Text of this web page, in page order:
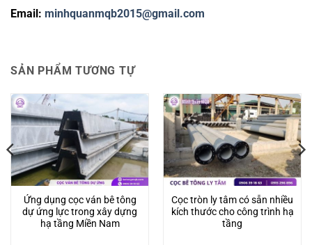
Email: minhquanmqb2015@gmail.com
SẢN PHẨM TƯƠNG TỰ
Ứng dụng cọc ván bê tông
dự ứng lực trong xây dựng
hạ tầng Miền Nam
Cọc tròn ly tâm có sẵn nhiều
kích thước cho công trình hạ
tầng